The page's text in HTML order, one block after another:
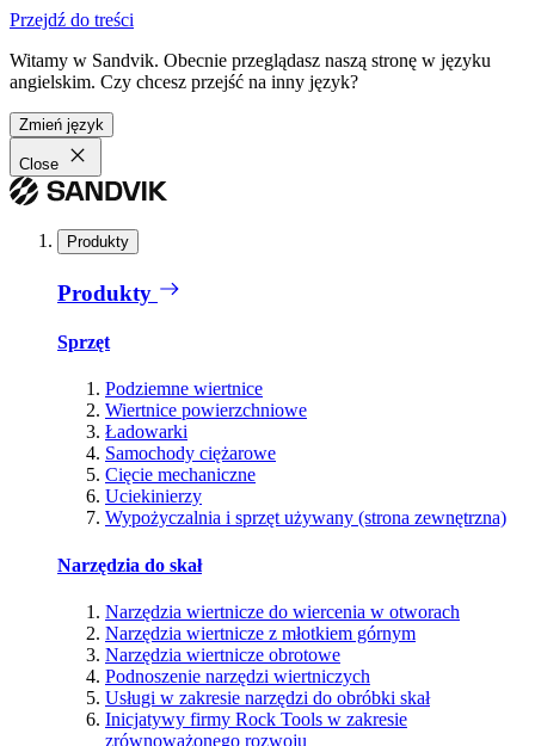
Przejdź do treści
Witamy w Sandvik. Obecnie przeglądasz naszą stronę w języku
angielskim. Czy chcesz przejść na inny język?
Zmień język
Close
Produkty
Produkty
Sprzęt
Podziemne wiertnice
Wiertnice powierzchniowe
Ładowarki
Samochody ciężarowe
Cięcie mechaniczne
Uciekinierzy
Wypożyczalnia i sprzęt używany (strona zewnętrzna)
Narzędzia do skał
Narzędzia wiertnicze do wiercenia w otworach
Narzędzia wiertnicze z młotkiem górnym
Narzędzia wiertnicze obrotowe
Podnoszenie narzędzi wiertniczych
Usługi w zakresie narzędzi do obróbki skał
Inicjatywy firmy Rock Tools w zakresie
zrównoważonego rozwoju